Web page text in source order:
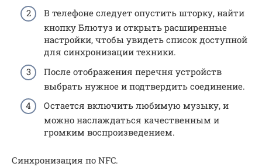
В телефоне следует опустить шторку, найти
кнопку Блютуз и открыть расширенные
настройки, чтобы увидеть список доступной
для синхронизации техники.
После отображения перечня устройств
выбрать нужное и подтвердить соединение.
Остается включить любимую музыку, и
можно наслаждаться качественным и
громким воспроизведением.
Синхронизация по NFC.